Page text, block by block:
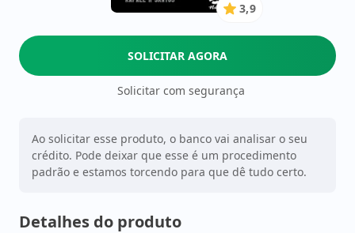
3.9
de
5
3,9
SOLICITAR AGORA
Solicitar com segurança
Ao solicitar esse produto, o banco vai analisar o seu
crédito. Pode deixar que esse é um procedimento
padrão e estamos torcendo para que dê tudo certo.
Detalhes do produto